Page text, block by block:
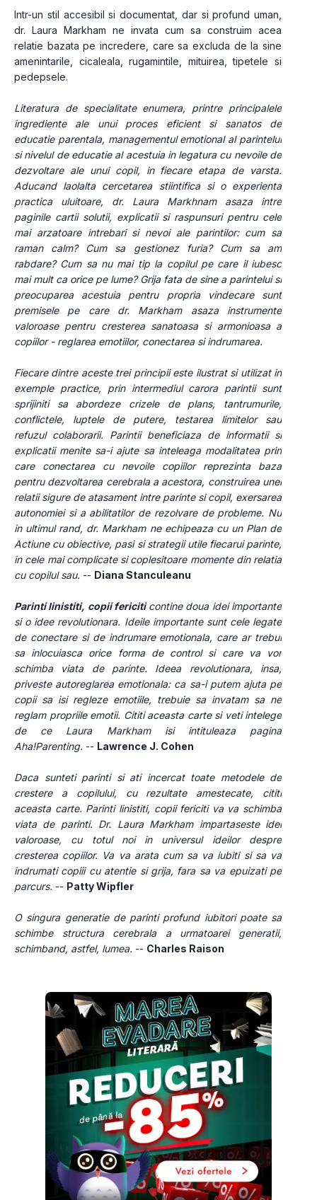
Intr-un stil accesibil si documentat, dar si profund uman,
dr. Laura Markham ne invata cum sa construim acea
relatie bazata pe incredere, care sa excluda de la sine
amenintarile, cicaleala, rugamintile, mituirea, tipetele si
pedepsele.
Literatura de specialitate enumera, printre principalele
ingrediente ale unui proces eficient si sanatos de
educatie parentala, managementul emotional al parintelui
si nivelul de educatie al acestuia in legatura cu nevoile de
dezvoltare ale unui copil, in fiecare etapa de varsta.
Aducand laolalta cercetarea stiintifica si o experienta
practica uluitoare, dr. Laura Markhnam asaza intre
paginile cartii solutii, explicatii si raspunsuri pentru cele
mai arzatoare intrebari si nevoi ale parintilor: cum sa
raman calm? Cum sa gestionez furia? Cum sa am
rabdare? Cum sa nu mai tip la copilul pe care il iubesc
mai mult ca orice pe lume? Grija fata de sine a parintelui si
preocuparea acestuia pentru propria vindecare sunt
premisele pe care dr. Markham asaza instrumente
valoroase pentru cresterea sanatoasa si armonioasa a
copiilor - reglarea emotiilor, conectarea si indrumarea.
Fiecare dintre aceste trei principii este ilustrat si utilizat in
exemple practice, prin intermediul carora parintii sunt
sprijiniti sa abordeze crizele de plans, tantrumurile,
conflictele, luptele de putere, testarea limitelor sau
refuzul colaborarii. Parintii beneficiaza de informatii si
explicatii menite sa-i ajute sa inteleaga modalitatea prin
care conectarea cu nevoile copiilor reprezinta baza
pentru dezvoltarea cerebrala a acestora, construirea unei
relatii sigure de atasament intre parinte si copil, exersarea
autonomiei si a abilitatilor de rezolvare de probleme. Nu
in ultimul rand, dr. Markham ne echipeaza cu un Plan de
Actiune cu obiective, pasi si strategii utile fiecarui parinte,
in cele mai complicate si coplesitoare momente din relatia
cu copilul sau. -- Diana Stanculeanu
Parinti linistiti, copii fericiti contine doua idei importante
si o idee revolutionara. Ideile importante sunt cele legate
de conectare si de indrumare emotionala, care ar trebui
sa inlocuiasca orice forma de control si care va vor
schimba viata de parinte. Ideea revolutionara, insa,
priveste autoreglarea emotionala: ca sa-i putem ajuta pe
copii sa isi regleze emotiile, trebuie sa invatam sa ne
reglam propriile emotii. Cititi aceasta carte si veti intelege
de ce Laura Markham isi intituleaza pagina
Aha!Parenting. -- Lawrence J. Cohen
Daca sunteti parinti si ati incercat toate metodele de
crestere a copilului, cu rezultate amestecate, cititi
aceasta carte. Parinti linistiti, copii fericiti va va schimba
viata de parinti. Dr. Laura Markham impartaseste idei
valoroase, cu totul noi in universul ideilor despre
cresterea copiilor. Va va arata cum sa va iubiti si sa va
indrumati copiii cu atentie si grija, fara sa va epuizati pe
parcurs. -- Patty Wipfler
O singura generatie de parinti profund iubitori poate sa
schimbe structura cerebrala a urmatoarei generatii,
schimband, astfel, lumea. -- Charles Raison